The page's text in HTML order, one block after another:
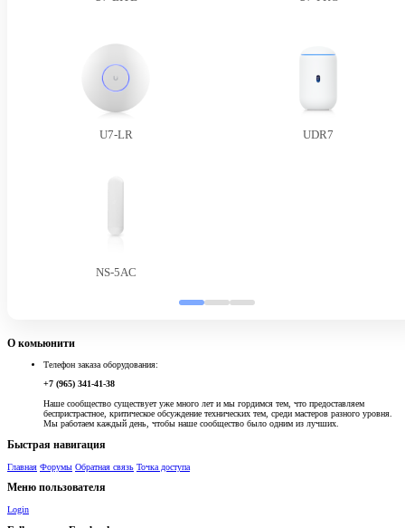
U7-LR UDR7
NS-5AC
О комьюнити
Телефон заказа оборудования:
+7 (965) 341-41-38
Наше сообщество существует уже много лет и мы гордимся тем, что предоставляем
беспристрастное, критическое обсуждение технических тем, среди мастеров разного уровня.
Мы работаем каждый день, чтобы наше сообщество было одним из лучших.
Быстрая навигация
Главная Форумы Обратная связь Точка доступа
Меню пользователя
Login